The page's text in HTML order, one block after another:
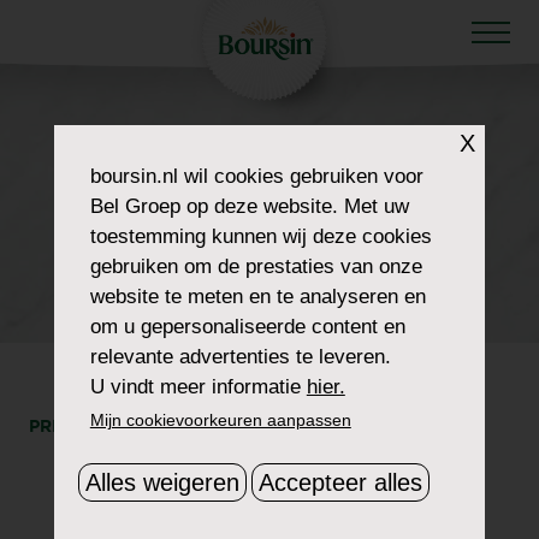
HOWTOWOW-
TRIVIANIGHT-5-
POPCORN
PRINT DEEL
X
boursin.nl wil cookies gebruiken voor
Bel Groep op deze website. Met uw
toestemming kunnen wij deze cookies
gebruiken om de prestaties van onze
website te meten en te analyseren en
om u gepersonaliseerde content en
relevante advertenties te leveren.
U vindt meer informatie hier.
Mijn cookievoorkeuren aanpassen
Alles weigeren Accepteer alles